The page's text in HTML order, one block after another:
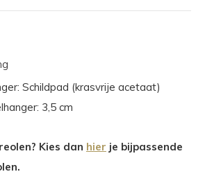
Schildpad (krasvrije acetaat)
3,5 cm
Kies dan hier je bijpassende